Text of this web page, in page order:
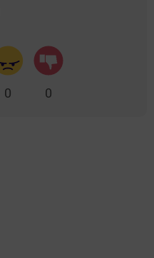
0 0